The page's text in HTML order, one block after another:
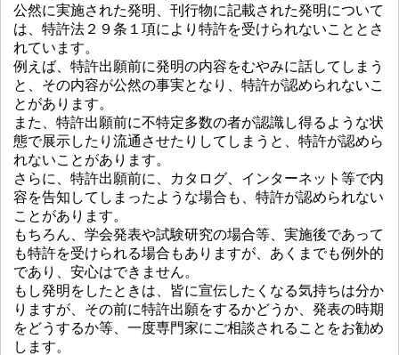
公然に実施された発明、刊行物に記載された発明について
は、特許法２９条１項により特許を受けられないこととさ
れています。
例えば、特許出願前に発明の内容をむやみに話してしまう
と、その内容が公然の事実となり、特許が認められないこ
とがあります。
また、特許出願前に不特定多数の者が認識し得るような状
態で展示したり流通させたりしてしまうと、特許が認めら
れないことがあります。
さらに、特許出願前に、カタログ、インターネット等で内
容を告知してしまったような場合も、特許が認められない
ことがあります。
もちろん、学会発表や試験研究の場合等、実施後であって
も特許を受けられる場合もありますが、あくまでも例外的
であり、安心はできません。
もし発明をしたときは、皆に宣伝したくなる気持ちは分か
りますが、その前に特許出願をするかどうか、発表の時期
をどうするか等、一度専門家にご相談されることをお勧め
します。